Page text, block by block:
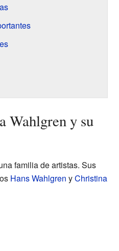
Wahlgren y su
familia de artistas. Sus
Hans Wahlgren yChristina